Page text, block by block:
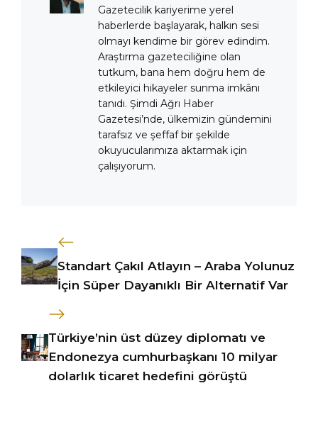
Gazetecilik kariyerime yerel
haberlerde başlayarak, halkın sesi
olmayı kendime bir görev edindim.
Araştırma gazeteciliğine olan
tutkum, bana hem doğru hem de
etkileyici hikayeler sunma imkânı
tanıdı. Şimdi Ağrı Haber
Gazetesi’nde, ülkemizin gündemini
tarafsız ve şeffaf bir şekilde
okuyucularımıza aktarmak için
çalışıyorum.
Standart Çakıl Atlayın – Araba Yolunuz
İçin Süper Dayanıklı Bir Alternatif Var
Türkiye’nin üst düzey diplomatı ve
Endonezya cumhurbaşkanı 10 milyar
dolarlık ticaret hedefini görüştü